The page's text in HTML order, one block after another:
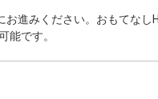
お進みください。おもてなし
能です。